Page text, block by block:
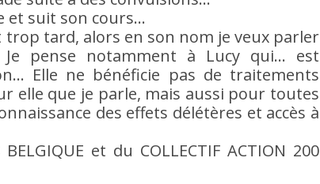
et suit son cours…
trop tard, alors en son nom je veux parler
pense notamment à Lucy qui… est
Elle ne bénéficie pas de traitements
elle que je parle, mais aussi pour toutes
des effets délétères et accès à
et du COLLECTIF ACTION 200